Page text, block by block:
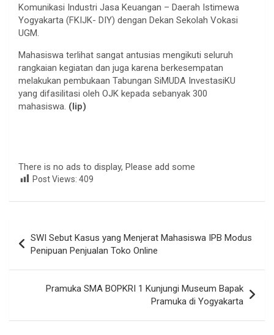
Komunikasi Industri Jasa Keuangan – Daerah Istimewa
Yogyakarta (FKIJK- DIY) dengan Dekan Sekolah Vokasi
UGM.
Mahasiswa terlihat sangat antusias mengikuti seluruh
rangkaian kegiatan dan juga karena berkesempatan
melakukan pembukaan Tabungan SiMUDA InvestasiKU
yang difasilitasi oleh OJK kepada sebanyak 300
mahasiswa. (lip)
There is no ads to display, Please add some
Post Views: 409
pos
SWI Sebut Kasus yang Menjerat Mahasiswa IPB Modus
Penipuan Penjualan Toko Online
Pramuka SMA BOPKRI 1 Kunjungi Museum Bapak
Pramuka di Yogyakarta